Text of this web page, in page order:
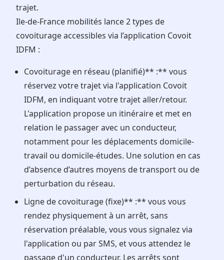
trajet.
Ile-de-France mobilités lance 2 types de
covoiturage accessibles via l’application Covoit
IDFM :
Covoiturage en réseau (planifié)** :** vous
réservez votre trajet via l'application Covoit
IDFM, en indiquant votre trajet aller/retour.
L'application propose un itinéraire et met en
relation le passager avec un conducteur,
notamment pour les déplacements domicile-
travail ou domicile-études. Une solution en cas
d’absence d’autres moyens de transport ou de
perturbation du réseau.
Ligne de covoiturage (fixe)** :** vous vous
rendez physiquement à un arrêt, sans
réservation préalable, vous vous signalez via
l'application ou par SMS, et vous attendez le
passage d'un conducteur. Les arrêts sont